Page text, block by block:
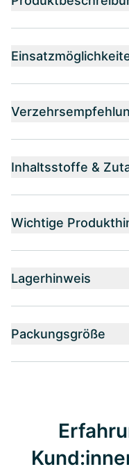
Inhaltsstoffe &
Wichtige
Lagerhinweis
Packungsgröße